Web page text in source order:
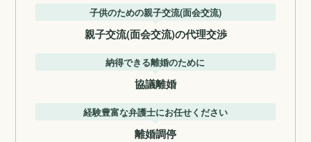
子供のための親子交流(面会交流)
親子交流(面会交流)の代理交渉
納得できる離婚のために
協議離婚
経験豊富な弁護士にお任せください
離婚調停